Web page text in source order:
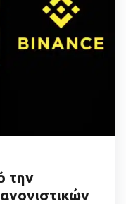
την